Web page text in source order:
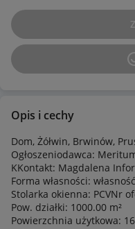
Opis i cechy
Dom, Żółwin, Brwinów,
Ogłoszeniodawca:
KKontakt: Magdalena
Forma własności: własność
Stolarka okienna: PCVNr
Pow. działki: 1000.00 m²
Powierzchnia użytkowa: